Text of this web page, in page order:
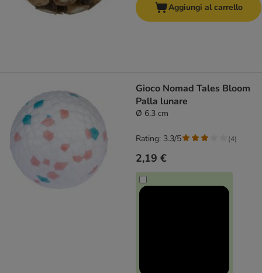
Aggiungi al carrello
Gioco Nomad Tales Bloom
Palla lunare
Ø 6,3 cm
2,19 €
Rating: 3.3/5 (4)